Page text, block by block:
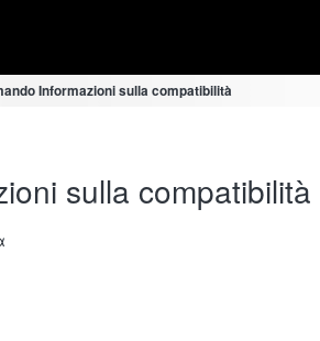
Informazioni sulla compatibilità
sulla compatibilità